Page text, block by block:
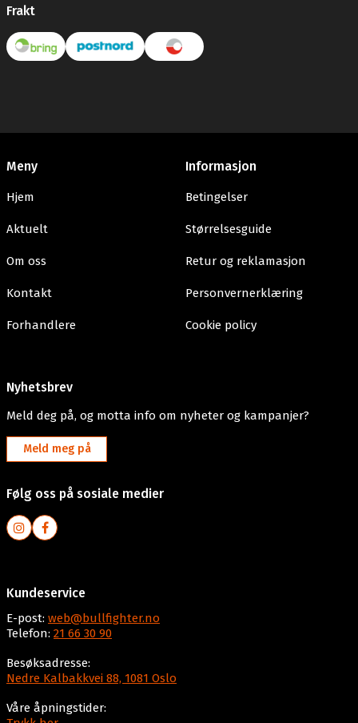
Frakt
Meny
Hjem
Aktuelt
Om oss
Kontakt
Forhandlere
Informasjon
Betingelser
Størrelsesguide
Retur og reklamasjon
Personvernerklæring
Cookie policy
Nyhetsbrev
Meld deg på, og motta info om nyheter og kampanjer?
Meld meg på
Følg oss på sosiale medier
Kundeservice
E-post: web@bullfighter.no
Telefon: 21 66 30 90
Besøksadresse:
Nedre Kalbakkvei 88, 1081 Oslo
Våre åpningstider: